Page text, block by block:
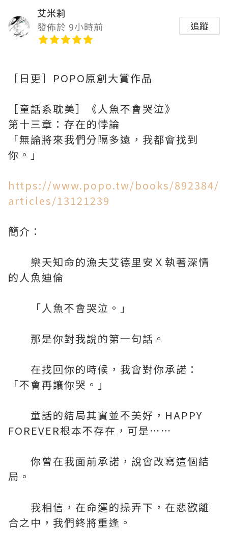
艾米莉
發佈於 9小時前
追蹤
［日更］POPO原創大賞作品
［童話系耽美］《人魚不會哭泣》
第十三章：存在的悖論
「無論將來我們分隔多遠，我都會找到
你。」
https://www.popo.tw/books/892384/
articles/13121239
簡介：
樂天知命的漁夫艾德里安Ｘ執著深情
的人魚迪倫
「人魚不會哭泣。」
那是你對我說的第一句話。
在找回你的時候，我會對你承諾：
「不會再讓你哭。」
童話的結局其實並不美好，HAPPY
FOREVER根本不存在，可是⋯⋯
你曾在我面前承諾，說會改寫這個結
局。
我相信，在命運的操弄下，在悲歡離
合之中，我們終將重逢。